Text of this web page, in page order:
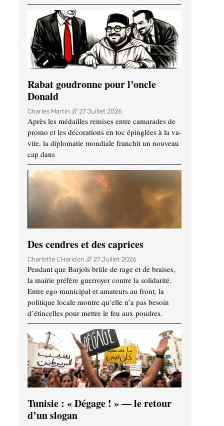
Rabat goudronne pour l’oncle
Donald
Charles Martin 27 Juillet 2026
Après les médailles remises entre camarades de
promo et les décorations en toc épinglées à la va-
vite, la diplomatie mondiale franchit un nouveau
cap dans
Des cendres et des caprices
Charlotte L'Haridon 27 Juillet 2026
Pendant que Barjols brûle de rage et de braises,
la mairie préfère guerroyer contre la solidarité.
Entre ego municipal et amateurs au front, la
politique locale montre qu’elle n’a pas besoin
d’étincelles pour mettre le feu aux poudres.
Tunisie : « Dégage ! » — le retour
d’un slogan